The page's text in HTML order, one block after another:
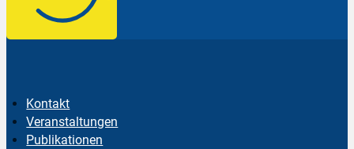
Kontakt
Veranstaltungen
Publikationen